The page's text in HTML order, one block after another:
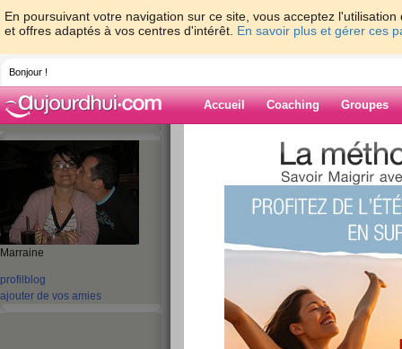
En poursuivant votre navigation sur ce site, vous acceptez
et offres adaptés à vos centres d'intérêt. En savoir plus et gérer ces
Bonjour !
Accueil Coaching Groupes
Marraine
profil blog
ajouter de vos amies
>
Blog de gatoo
21 - 30 31 - 40 41 - 50 51 -
‹ Préc. 1 2 3 4 5